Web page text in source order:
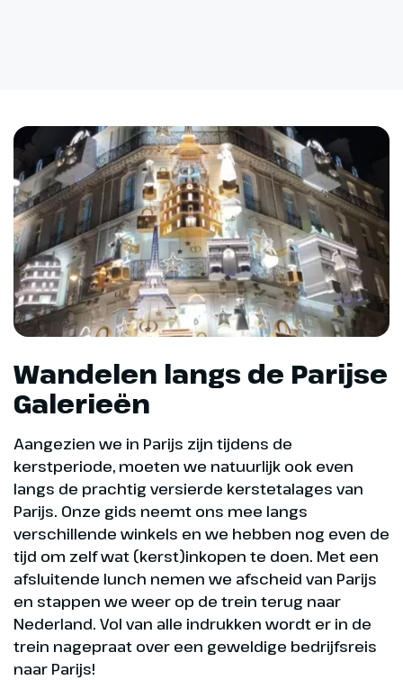
Wandelen langs de Parijse
Galerieën
Aangezien we in Parijs zijn tijdens de
kerstperiode, moeten we natuurlijk ook even
langs de prachtig versierde kerstetalages van
Parijs. Onze gids neemt ons mee langs
verschillende winkels en we hebben nog even de
tijd om zelf wat (kerst)inkopen te doen. Met een
afsluitende lunch nemen we afscheid van Parijs
en stappen we weer op de trein terug naar
Nederland. Vol van alle indrukken wordt er in de
trein nagepraat over een geweldige bedrijfsreis
naar Parijs!